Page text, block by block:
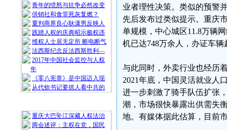
青年的愤怒与抗争必然改变
供销社和食堂死灰复燃？
重判商界良心耿潇男反映人
践踏人权的庆典昭示极权违
维权人士居无定所 断电断气
法西斯纪念反法西斯胜利—
2017年中国社会监控与人权
年
《零八宪章》是中国迈入现
从代钦书记要抓人看中共的
重庆大巴坠江深藏人权法治
两会述评：主权在党，国民
业者理性决策。类似的预警
先后发布过类似提示。重庆
单规模，中心城区11.8万辆
机已达748万余人，办证车
与此同时，外卖行业也经历
2021年底，中国灵活就业人
进一步刺激了骑手队伍扩张
潮，市场很快暴露出供需失
地。有媒体据此估算，目前